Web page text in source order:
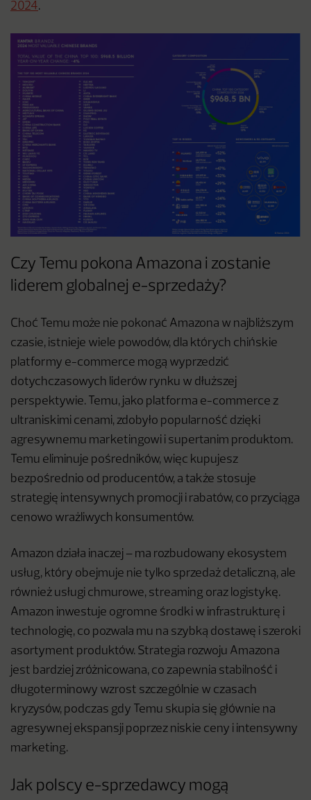
2024.
Czy Temu pokona Amazona i zostanie
liderem globalnej e-sprzedaży?
Choć Temu może nie pokonać Amazona w najbliższym
czasie, istnieje wiele powodów, dla których chińskie
platformy e-commerce mogą wyprzedzić
dotychczasowych liderów rynku w dłuższej
perspektywie. Temu, jako platforma e-commerce z
ultraniskimi cenami, zdobyło popularność dzięki
agresywnemu marketingowi i supertanim produktom.
Temu eliminuje pośredników, więc kupujesz
bezpośrednio od producentów, a także stosuje
strategię intensywnych promocji i rabatów, co przyciąga
cenowo wrażliwych konsumentów.
Amazon działa inaczej – ma rozbudowany ekosystem
usług, który obejmuje nie tylko sprzedaż detaliczną, ale
również usługi chmurowe, streaming oraz logistykę.
Amazon inwestuje ogromne środki w infrastrukturę i
technologię, co pozwala mu na szybką dostawę i szeroki
asortyment produktów. Strategia rozwoju Amazona
jest bardziej zróżnicowana, co zapewnia stabilność i
długoterminowy wzrost szczególnie w czasach
kryzysów, podczas gdy Temu skupia się głównie na
agresywnej ekspansji poprzez niskie ceny i intensywny
marketing.
Jak polscy e-sprzedawcy mogą